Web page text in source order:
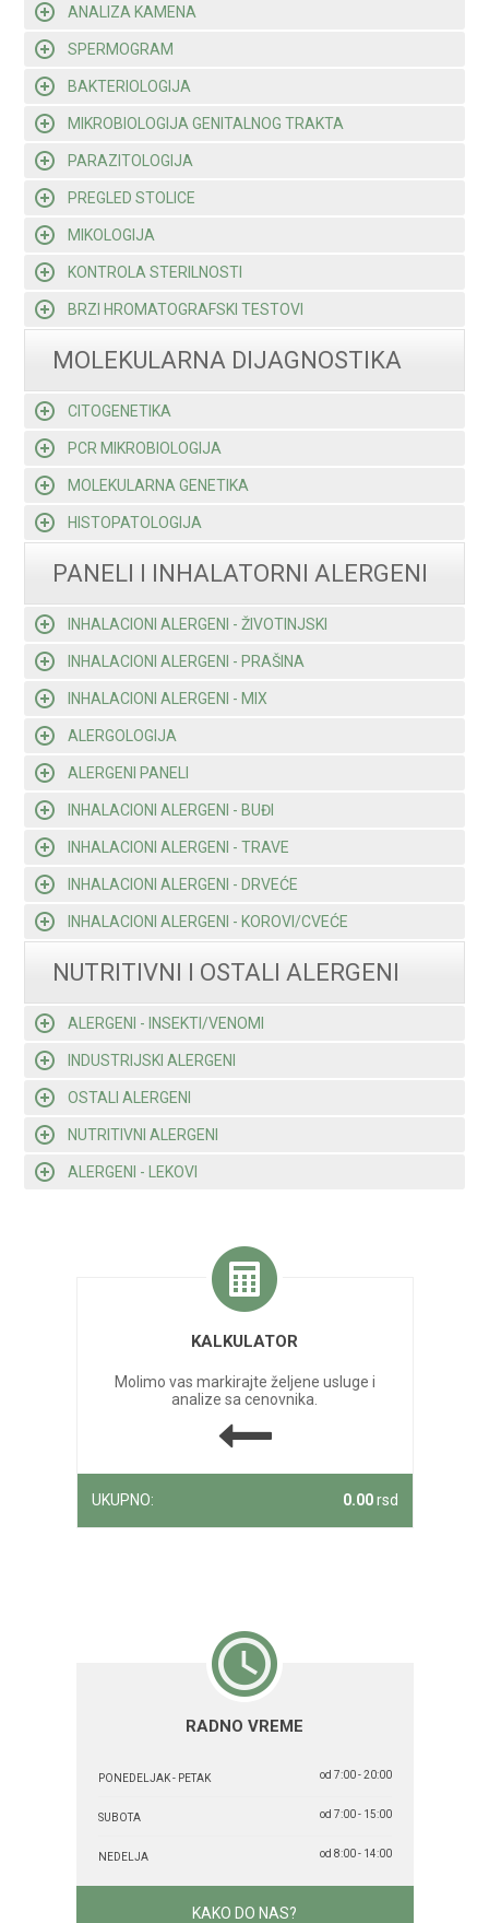
ANALIZA KAMENA
SPERMOGRAM
BAKTERIOLOGIJA
MIKROBIOLOGIJA GENITALNOG TRAKTA
PARAZITOLOGIJA
PREGLED STOLICE
MIKOLOGIJA
KONTROLA STERILNOSTI
BRZI HROMATOGRAFSKI TESTOVI
MOLEKULARNA DIJAGNOSTIKA
CITOGENETIKA
PCR MIKROBIOLOGIJA
MOLEKULARNA GENETIKA
HISTOPATOLOGIJA
PANELI I INHALATORNI ALERGENI
INHALACIONI ALERGENI - ŽIVOTINJSKI
INHALACIONI ALERGENI - PRAŠINA
INHALACIONI ALERGENI - MIX
ALERGOLOGIJA
ALERGENI PANELI
INHALACIONI ALERGENI - BUĐI
INHALACIONI ALERGENI - TRAVE
INHALACIONI ALERGENI - DRVEĆE
INHALACIONI ALERGENI - KOROVI/CVEĆE
NUTRITIVNI I OSTALI ALERGENI
ALERGENI - INSEKTI/VENOMI
INDUSTRIJSKI ALERGENI
OSTALI ALERGENI
NUTRITIVNI ALERGENI
ALERGENI - LEKOVI
KALKULATOR
Molimo vas markirajte željene usluge i
analize sa cenovnika.
UKUPNO: 0.00rsd
RADNO VREME
PONEDELJAK - PETAK od 7:00 - 20:00
SUBOTA od 7:00 - 15:00
NEDELJA od 8:00 - 14:00
KAKO DO NAS?